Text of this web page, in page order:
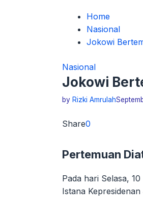
Home
Nasional
Jokowi
Nasional
Jokowi
by Rizki Amrulah
Share0
Pertemuan
Pada hari Selasa,
Istana